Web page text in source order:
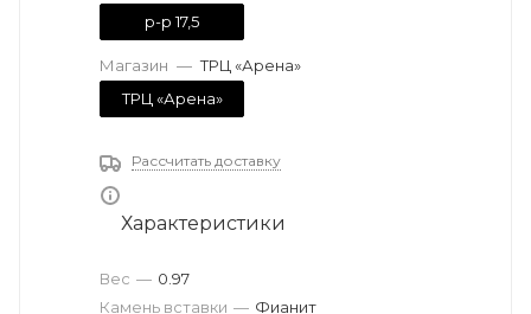
р-р 17,5
Магазин — ТРЦ «Арена»
ТРЦ «Арена»
Рассчитать доставку
Характеристики
Вес — 0.97
Камень вставки — Фианит